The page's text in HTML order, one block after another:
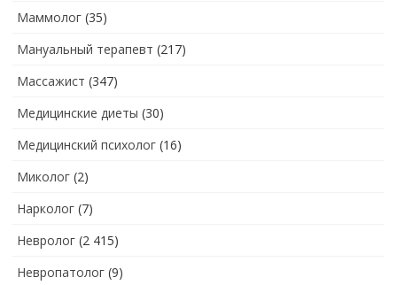
Маммолог (35)
Мануальный терапевт (217)
Массажист (347)
Медицинские диеты (30)
Медицинский психолог (16)
Миколог (2)
Нарколог (7)
Невролог (2 415)
Невропатолог (9)